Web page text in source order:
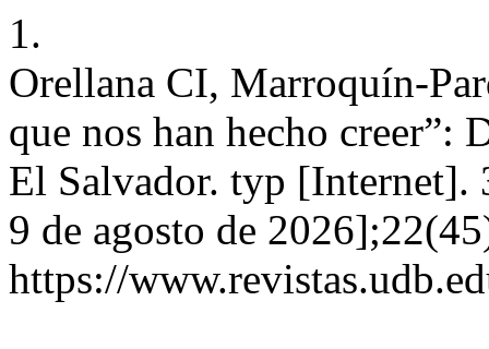
1.
Orellana CI, Marroquín-
que nos han hecho creer”:
El Salvador. typ [Internet].
9 de agosto de
https://